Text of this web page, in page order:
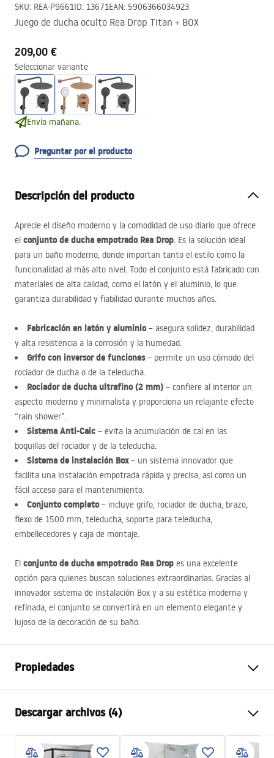
SKU: REA-P9661ID: 13671EAN: 5906366034923
Juego de ducha oculto Rea Drop Titan + BOX
209,00 €
Seleccionar variante
Envío mañana.
Preguntar por el producto
Descripción del producto
Aprecie el diseño moderno y la comodidad de uso diario que ofrece
el conjunto de ducha empotrado Rea Drop. Es la solución ideal
para un baño moderno, donde importan tanto el estilo como la
funcionalidad al más alto nivel. Todo el conjunto está fabricado con
materiales de alta calidad, como el latón y el aluminio, lo que
garantiza durabilidad y fiabilidad durante muchos años.
Fabricación en latón y aluminio– asegura solidez, durabilidad
y alta resistencia a la corrosión y la humedad.
Grifo con inversor de funciones– permite un uso cómodo del
rociador de ducha o de la teleducha.
Rociador de ducha ultrafino (2 mm) – confiere al interior un
aspecto moderno y minimalista y proporciona un relajante efecto
“rain shower”.
Sistema Anti-Calc – evita la acumulación de cal en las
boquillas del rociador y de la teleducha.
Sistema de instalación Box– un sistema innovador que
facilita una instalación empotrada rápida y precisa, así como un
fácil acceso para el mantenimiento.
Conjunto completo– incluye grifo, rociador de ducha, brazo,
flexo de 1500 mm, teleducha, soporte para teleducha,
embellecedores y caja de montaje.
El conjunto de ducha empotrado Rea Drop es una excelente
opción para quienes buscan soluciones extraordinarias. Gracias al
innovador sistema de instalación Box y a su estética moderna y
refinada, el conjunto se convertirá en un elemento elegante y
lujoso de la decoración de su baño.
Propiedades
Material
Tipo de grifo
Monomando
Descargar archivos (4)
Información de seguridad